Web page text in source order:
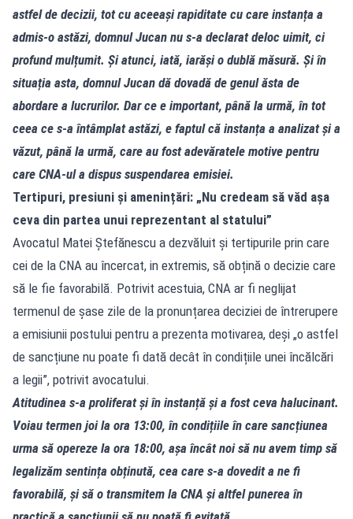
astfel de decizii, tot cu aceeași rapiditate cu care instanța a
admis‑o astăzi, domnul Jucan nu s‑a declarat deloc uimit, ci
profund mulțumit. Și atunci, iată, iarăși o dublă măsură. Și în
situația asta, domnul Jucan dă dovadă de genul ăsta de
abordare a lucrurilor. Dar ce e important, până la urmă, în tot
ceea ce s‑a întâmplat astăzi, e faptul că instanța a analizat și a
văzut, până la urmă, care au fost adevăratele motive pentru
care CNA‑ul a dispus suspendarea emisiei.
Tertipuri, presiuni și amenințări: „Nu credeam să văd așa
ceva din partea unui reprezentant al statului”
Avocatul Matei Ștefănescu a dezvăluit și tertipurile prin care
cei de la CNA au încercat, in extremis, să obțină o decizie care
să le fie favorabilă. Potrivit acestuia, CNA ar fi neglijat
termenul de șase zile de la pronunțarea deciziei de întrerupere
a emisiunii postului pentru a prezenta motivarea, deși „o astfel
de sancțiune nu poate fi dată decât în condițiile unei încălcări
a legii”, potrivit avocatului.
Atitudinea s‑a proliferat și în instanță și a fost ceva halucinant.
Voiau termen joi la ora 13:00, în condițiile în care sancțiunea
urma să opereze la ora 18:00, așa încât noi să nu avem timp să
legalizăm sentința obținută, cea care s‑a dovedit a ne fi
favorabilă, și să o transmitem la CNA și altfel punerea în